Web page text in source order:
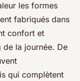
les formes
fabriqués dans
confort et
de la journée. De
qui complètent